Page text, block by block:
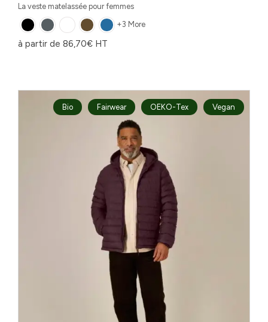
La veste matelassée pour femmes
+3 More
à partir de 86,70€ HT
Bio Fairwear OEKO-Tex Vegan